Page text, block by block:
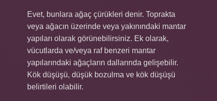
Evet, bunlara ağaç çürükleri denir. Toprakta
veya ağacın üzerinde veya yakınındaki mantar
yapıları olarak görünebilirsiniz. Ek olarak,
vücutlarda ve/veya raf benzeri mantar
yapılarındaki ağaçların dallarında gelişebilir.
Kök düşüşü, düşük bozulma ve kök düşüşü
belirtileri olabilir.